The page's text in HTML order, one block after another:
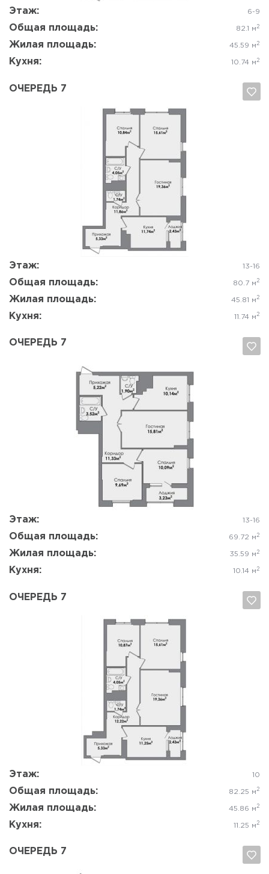
Этаж: 6-9
Общая площадь: 82.1 м 2
Жилая площадь: 45.59 м 2
Кухня: 10.74 м 2
ОЧЕРЕДЬ 7
Этаж: 13-16
Общая площадь: 80.7 м 2
Жилая площадь: 45.81 м 2
Кухня: 11.74 м 2
Да, удалить Отмена
ОЧЕРЕДЬ 7
Этаж: 13-16
Общая площадь: 69.72 м 2
Жилая площадь: 35.59 м 2
Кухня: 10.14 м 2
Да, удалить Отмена
ОЧЕРЕДЬ 7
Этаж: 10
Общая площадь: 82.25 м 2
Жилая площадь: 45.86 м 2
Кухня: 11.25 м 2
Да, удалить Отмена
ОЧЕРЕДЬ 7